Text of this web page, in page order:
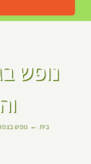
נופש
בית נופש